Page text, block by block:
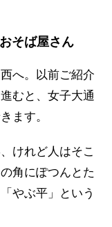
そば屋さん
へ。以前ご紹介
むと、女子大通
ます。
けれど人はそこ
角にぽつんとた
やぶ平」という